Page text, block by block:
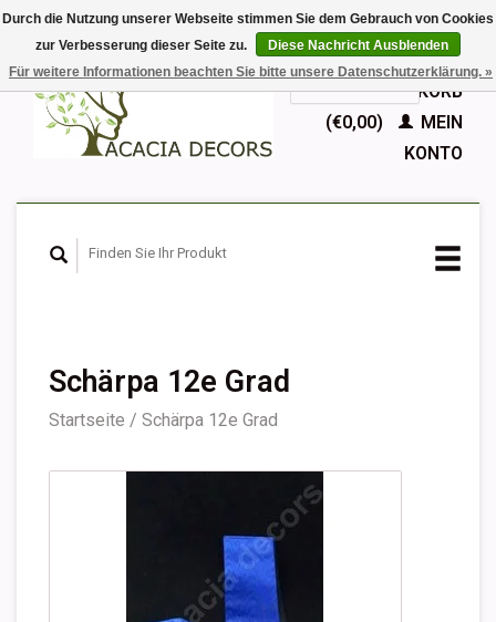
EUR
GBPDeutsch
Nederlands
English
IHR WARENKORB
(€0,00)
MEIN
KONTO
Schärpa 12e Grad
Startseite / Schärpa 12e Grad
Durch die Nutzung unserer Webseite stimmen Sie dem Gebrauch von Cookies
zur Verbesserung dieser Seite zu.
Diese Nachricht Ausblenden
Für weitere Informationen beachten Sie bitte unsere Datenschutzerklärung. »